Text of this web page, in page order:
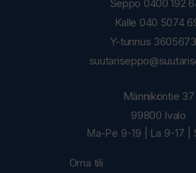
Seppo 0400 192
Kalle 040 5074
Y-tunnus
Oma tili
Männiköntie 37
99800 Ivalo
Ma-Pe 9-19 | La 9-17 |